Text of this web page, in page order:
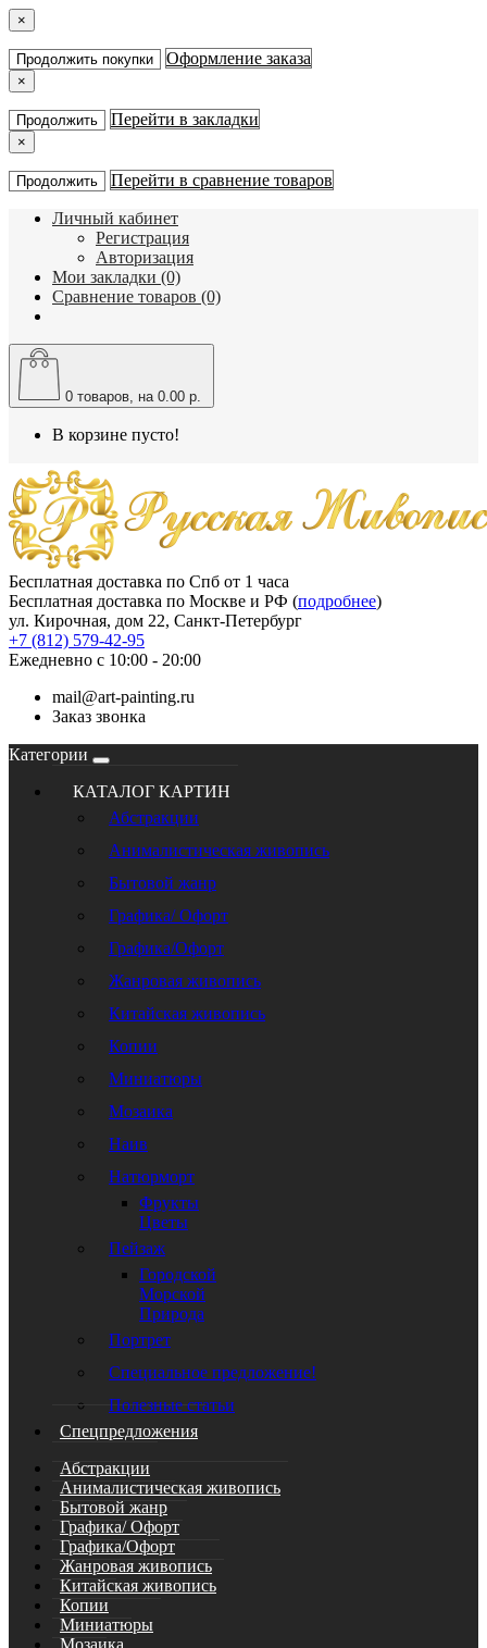
×
Продолжить покупки Оформление заказа
×
Продолжить Перейти в закладки
×
Продолжить Перейти в сравнение товаров
Личный кабинет
Регистрация
Авторизация
Мои закладки (0)
Сравнение товаров (0)
0 товаров, на 0.00 р.
В корзине пусто!
Бесплатная доставка по Спб от 1 часа
Бесплатная доставка по Москве и РФ (подробнее)
ул. Кирочная, дом 22, Санкт-Петербург
+7 (812) 579-42-95
Ежедневно с 10:00 - 20:00
mail@art-painting.ru
Заказ звонка
Категории
КАТАЛОГ КАРТИН
Абстракции
Анималистическая живопись
Бытовой жанр
Графика/ Офорт
Графика/Офорт
Жанровая живопись
Китайская живопись
Копии
Миниатюры
Мозаика
Наив
Натюрморт
Фрукты
Цветы
Пейзаж
Городской
Морской
Природа
Портрет
Специальное предложение!
Полезные статьи
Спецпредложения
Абстракции
Анималистическая живопись
Бытовой жанр
Графика/ Офорт
Графика/Офорт
Жанровая живопись
Китайская живопись
Копии
Миниатюры
Мозаика